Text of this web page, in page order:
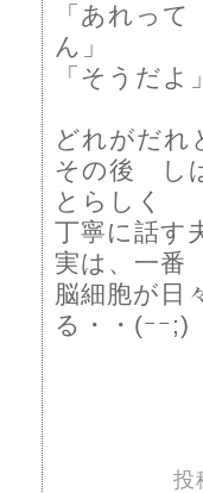
「あれっ
ん」
「そうだよ」
どれがだれ
その後 し
とらしく
丁寧に話す
実は、一番
脳細胞が日
る・・(ｰｰ;)
投